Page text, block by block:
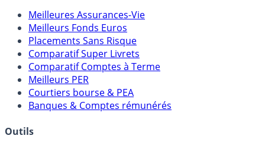
Meilleures Assurances-Vie
Meilleurs Fonds Euros
Placements Sans Risque
Comparatif Super Livrets
Comparatif Comptes à Terme
Meilleurs PER
Courtiers bourse & PEA
Banques & Comptes rémunérés
Outils